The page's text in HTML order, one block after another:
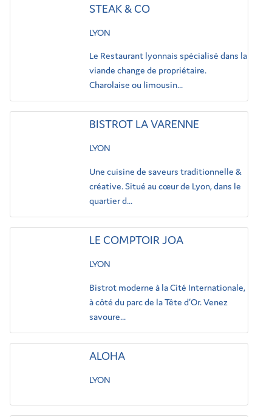
STEAK & CO
LYON
Le Restaurant lyonnais spécialisé dans la
viande change de propriétaire.
Charolaise ou limousin...
BISTROT LA VARENNE
LYON
Une cuisine de saveurs traditionnelle &
créative. Situé au cœur de Lyon, dans le
quartier d...
LE COMPTOIR JOA
LYON
Bistrot moderne à la Cité Internationale,
à côté du parc de la Tête d’Or. Venez
savoure...
ALOHA
LYON